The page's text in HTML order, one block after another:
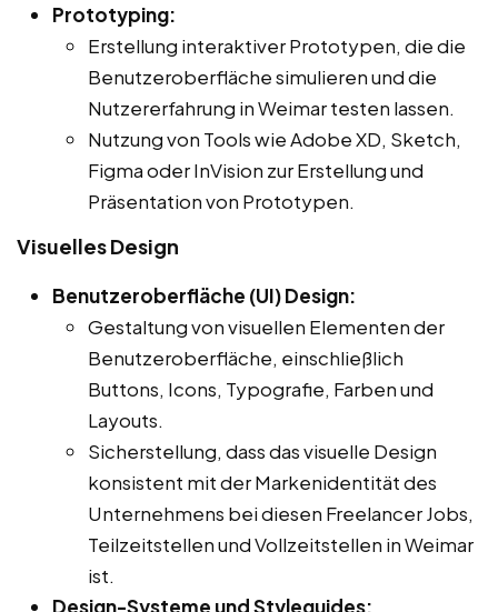
Prototyping:
Erstellung interaktiver Prototypen, die die
Benutzeroberfläche simulieren und die
Nutzererfahrung in Weimar testen lassen.
Nutzung von Tools wie Adobe XD, Sketch,
Figma oder InVision zur Erstellung und
Präsentation von Prototypen.
Visuelles Design
Benutzeroberfläche (UI) Design:
Gestaltung von visuellen Elementen der
Benutzeroberfläche, einschließlich
Buttons, Icons, Typografie, Farben und
Layouts.
Sicherstellung, dass das visuelle Design
konsistent mit der Markenidentität des
Unternehmens bei diesen Freelancer Jobs,
Teilzeitstellen und Vollzeitstellen in Weimar
ist.
Design-Systeme und Styleguides: